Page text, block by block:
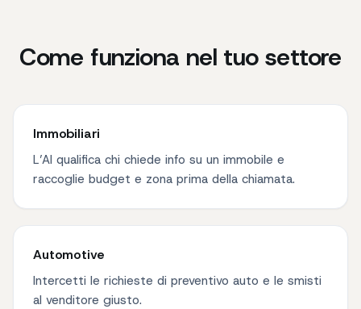
Come funziona nel tuo settore
Immobiliari
L’AI qualifica chi chiede info su un immobile e
raccoglie budget e zona prima della chiamata.
Automotive
Intercetti le richieste di preventivo auto e le smisti
al venditore giusto.